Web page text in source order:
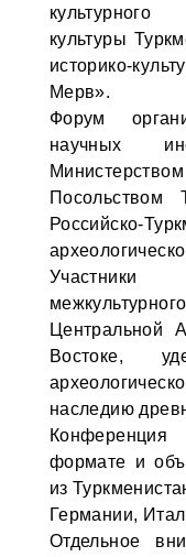
культуры
историко-
Мерв».
Форум
научных
Посольством
Российско-
Центральной
Востоке,
наследию
формате и
из
Германии,
Отдельное